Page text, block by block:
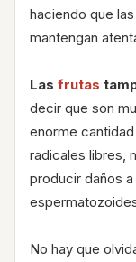
haciendo que
mantengan
Las frutas
decir que son
enorme
radicales libres,
producir daños
No hay que